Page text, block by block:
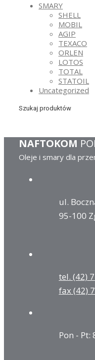
SMARY
SHELL
MOBIL
AGIP
TEXACO
ORLEN
LOTOS
TOTAL
STATOIL
Uncategorized
Szukaj produktów
NAFTOKOM
Oleje i smary dla
ul.
95-100
tel. (42)
fax (42)
Pon - Pt: